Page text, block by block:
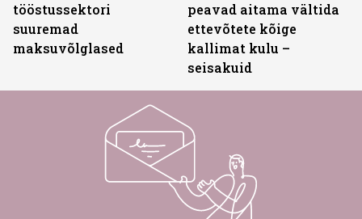
tööstussektori
suuremad
maksuvõlglased
peavad aitama vältida
ettevõtete kõige
kallimat kulu –
seisakuid